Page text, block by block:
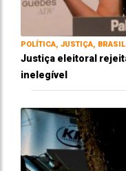
POLÍTICA, JUSTIÇA,
Justiça eleitoral
inelegível